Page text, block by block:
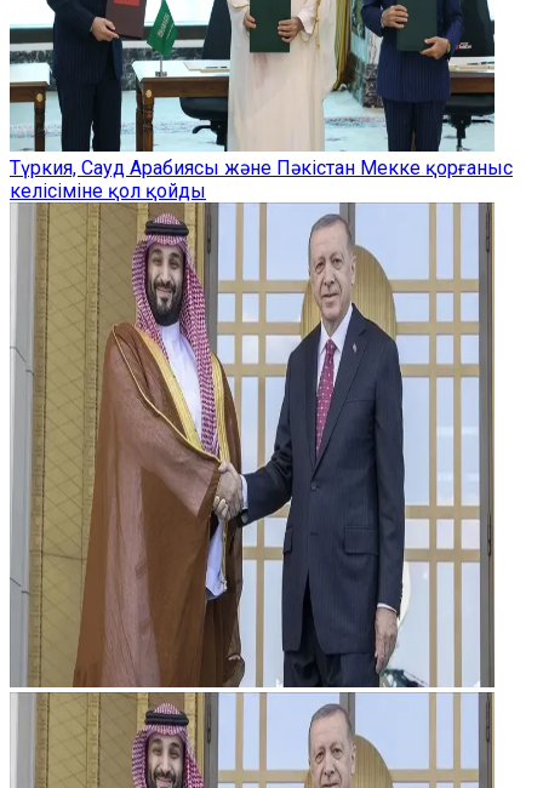
Түркия, Сауд Арабиясы және Пәкістан Мекке қорғаныс
келісіміне қол қойды